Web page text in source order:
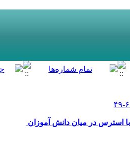
استرس در میان دانش آموزان